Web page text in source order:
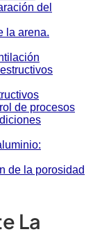
del
la arena.
de procesos
de la porosidad
La